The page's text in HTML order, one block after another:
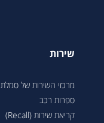
שירות
מרכזי השירות של סמלת
ספרות רכב
קריאת שירות (Recall)